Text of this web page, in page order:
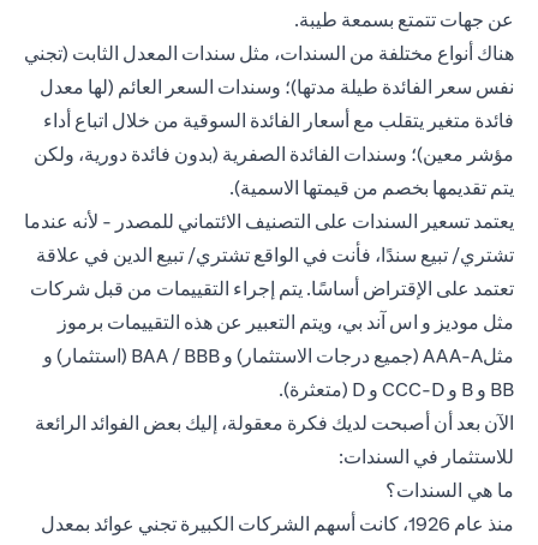
عن جهات تتمتع بسمعة طيبة.
هناك أنواع مختلفة من السندات، مثل سندات المعدل الثابت (تجني
نفس سعر الفائدة طيلة مدتها)؛ وسندات السعر العائم (لها معدل
فائدة متغير يتقلب مع أسعار الفائدة السوقية من خلال اتباع أداء
مؤشر معين)؛ وسندات الفائدة الصفرية (بدون فائدة دورية، ولكن
يتم تقديمها بخصم من قيمتها الاسمية).
يعتمد تسعير السندات على التصنيف الائتماني للمصدر - لأنه عندما
تشتري/ تبيع سندًا، فأنت في الواقع تشتري/ تبيع الدين في علاقة
تعتمد على الإقتراض أساسًا. يتم إجراء التقييمات من قبل شركات
مثل موديز و اس آند بي، ويتم التعبير عن هذه التقييمات برموز
مثلAAA-A (جميع درجات الاستثمار) و BAA / BBB (استثمار) و
BB و B و CCC-D و D (متعثرة).
الآن بعد أن أصبحت لديك فكرة معقولة، إليك بعض الفوائد الرائعة
للاستثمار في السندات:
ما هي السندات؟
منذ عام 1926، كانت أسهم الشركات الكبيرة تجني عوائد بمعدل